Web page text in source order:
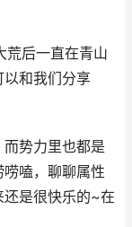
荒后一直在青山
和我们分享
势力里也都是
嗑，聊聊属性
是很快乐的~在